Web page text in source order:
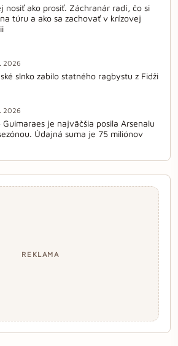
nosiť ako prosiť. Záchranár radí, čo si
túru a ako sa zachovať v krízovej
2026
slnko zabilo statného ragbystu z Fidži
2026
Guimaraes je najväčšia posila Arsenalu
Údajná suma je 75 miliónov
REKLAMA